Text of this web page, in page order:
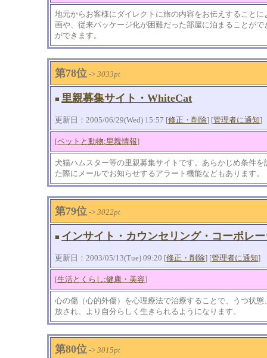
地元からお客様にダイレクトに旅の内容をお伝えすること
画や、従来パッケージ化が困難だった部屋に泊まることが
ができます。
第78位 ->3033pt
■ 里親募集サイト・WhiteCat
更新日：2005/06/29(Wed) 15:57 [修正・削除] [管理者に通知]
[ペットと動物:里親情報]
犬猫ハムスター等の里親募集サイトです。あらかじめ条件
た際にメールでお知らせするアラート機能などもあります。
第79位 ->3022pt
■ インサイト・カウンセリング・コーポレ
更新日：2003/05/13(Tue) 09:20 [修正・削除] [管理者に通知]
[生活とくらし:健康・美容]
心の傷（心的外傷）を心理療法で治療することで、うつ状
放され、より自分らしく生きられるようになります。
第80位 ->3015pt